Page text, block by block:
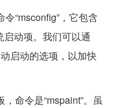
“msconfig”，它包含
动项。我们可以通
启动的选项，以加快
命令是“mspaint”。虽